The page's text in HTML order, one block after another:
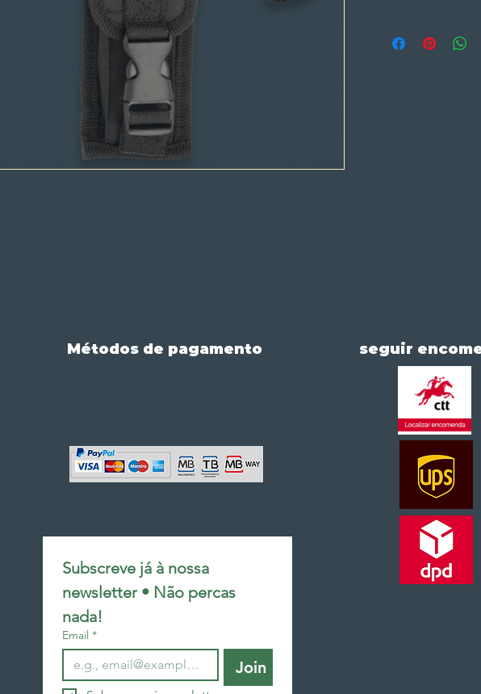
Métodos de pagamento
Subscreve já à nossa
newsletter • Não percas
nada!
Email *
Join
seguir